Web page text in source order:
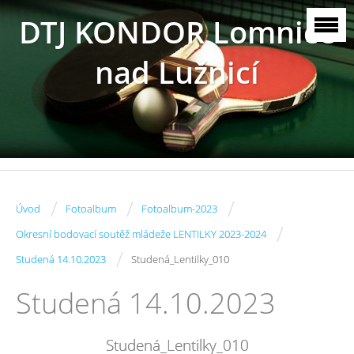
DTJ KONDOR Lomnice
nad Lužnicí
Úvod / Fotoalbum / Fotoalbum-2023 /
Okresní bodovací soutěž mládeže LENTILKY 2023-2024 /
Studená 14.10.2023 / Studená_Lentilky_010
Studená 14.10.2023
Studená_Lentilky_010